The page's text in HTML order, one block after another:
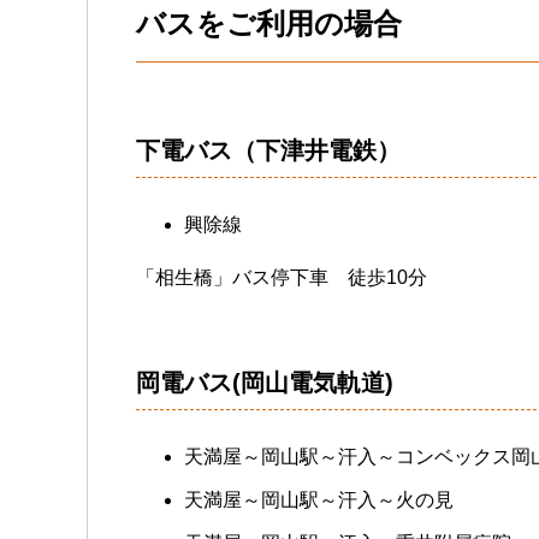
バスをご利用の場合
下電バス（下津井電鉄）
興除線
「相生橋」バス停下車 徒歩10分
岡電バス(岡山電気軌道)
天満屋～岡山駅～汗入～コンベックス岡
天満屋～岡山駅～汗入～火の見